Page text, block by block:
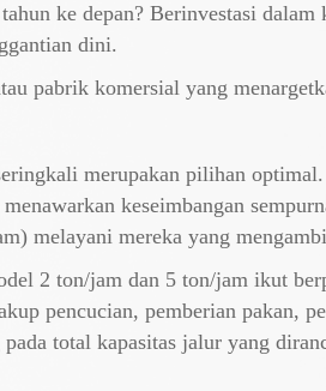
ke depan? Berinvestasi dalam
dini.
pabrik komersial yang
merupakan pilihan
keseimbangan
melayani mereka yang
2 ton/jam dan 5 ton/jam ikut
pencucian, pemberian pakan,
total kapasitas jalur yang